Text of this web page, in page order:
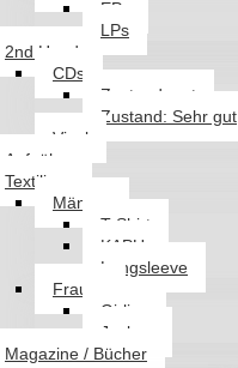
EPs
LPs
2nd Hand
CDs
Zustand: gut
Zustand: Sehr gut
Vinyl
Aufnäher
Textilien
Männer
T-Shirt
KAPU
Longsleeve
Frauen
Girlies
Jacken
Magazine / Bücher
Klangschmiede